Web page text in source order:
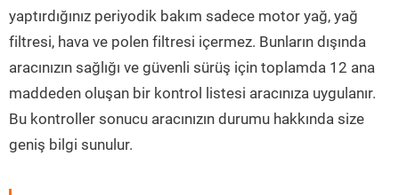
yaptırdığınız periyodik bakım sadece motor yağ, yağ
filtresi, hava ve polen filtresi içermez. Bunların dışında
aracınızın sağlığı ve güvenli sürüş için toplamda 12 ana
maddeden oluşan bir kontrol listesi aracınıza uygulanır.
Bu kontroller sonucu aracınızın durumu hakkında size
geniş bilgi sunulur.